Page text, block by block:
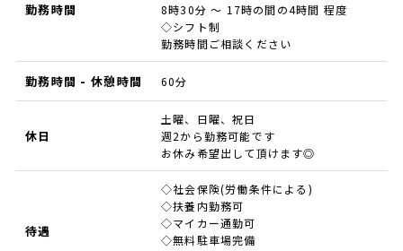
勤務時間
8時30分 ～ 17時の間の4時間 程度
◇シフト制
勤務時間ご相談ください
勤務時間 - 休憩時間 60分
休日
土曜、日曜、祝日
週2から勤務可能です
お休み希望出して頂けます◎
待遇
◇社会保険(労働条件による)
◇扶養内勤務可
◇マイカー通勤可
◇無料駐車場完備